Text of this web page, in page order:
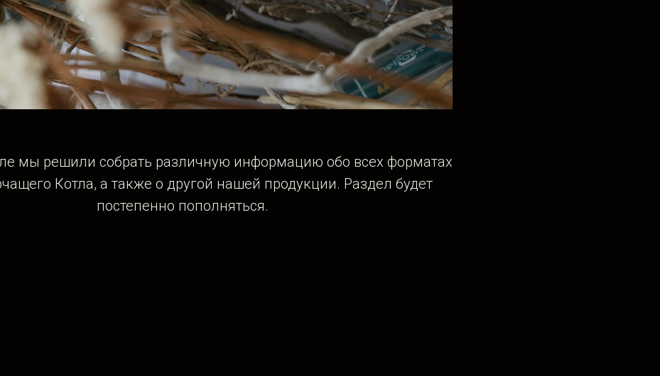
мы решили собрать различную информацию обо всех форматах
Котла, а также о другой нашей продукции. Раздел будет
постепенно пополняться.